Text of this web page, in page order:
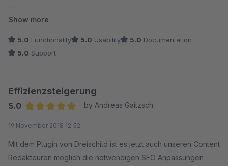
Hervorzuheben ist der engagierte und absolut schnelle
gefeilt; das erlebt man nicht alle Tage. Danke!
Show more
5.0 Functionality 5.0 Usability 5.0 Documentation
5.0 Support
Effizienzsteigerung
5.0
by Andreas Gaitzsch
19 November 2018 12:52
Mit dem Plugin von Dreischild ist es jetzt auch unseren Content
Redakteuren möglich die notwendigen SEO Anpassungen